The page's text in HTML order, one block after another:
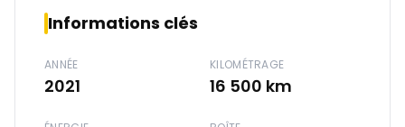
Informations clés
ANNÉE
2021
KILOMÉTRAGE
16 500 km